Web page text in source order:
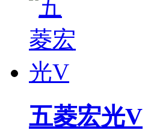
五菱宏光V